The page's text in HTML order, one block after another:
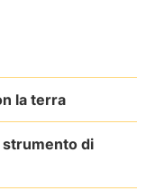
la terra
strumento di